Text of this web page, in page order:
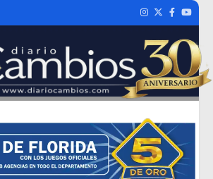
Instagram
TwitterFacebook